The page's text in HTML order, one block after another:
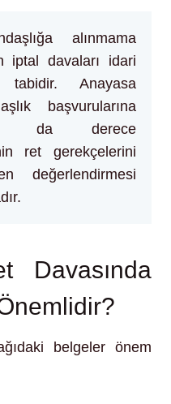
alınmama
iptal davaları idari
tabidir. Anayasa
başvurularına
da derece
ret gerekçelerini
değerlendirmesi
Davasında
belgeler önem